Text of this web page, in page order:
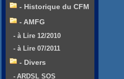
- Historique du CFM
- AMFG
- à Lire 12/2010
- à Lire 07/2011
- Divers
- ARDSL SOS